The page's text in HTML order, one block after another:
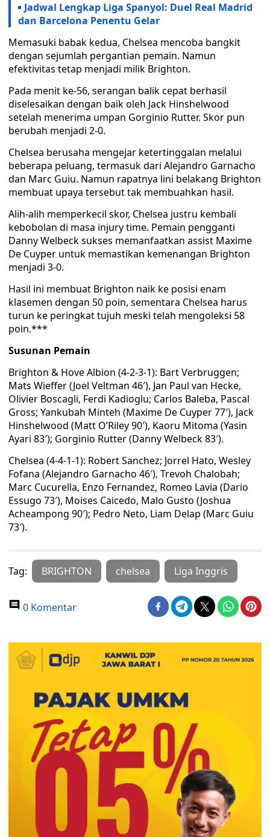
Jadwal Lengkap Liga Spanyol: Duel Real Madrid
dan Barcelona Penentu Gelar
Memasuki babak kedua, Chelsea mencoba bangkit
dengan sejumlah pergantian pemain. Namun
efektivitas tetap menjadi milik Brighton.
Pada menit ke-56, serangan balik cepat berhasil
diselesaikan dengan baik oleh Jack Hinshelwood
setelah menerima umpan Gorginio Rutter. Skor pun
berubah menjadi 2-0.
Chelsea berusaha mengejar ketertinggalan melalui
beberapa peluang, termasuk dari Alejandro Garnacho
dan Marc Guiu. Namun rapatnya lini belakang Brighton
membuat upaya tersebut tak membuahkan hasil.
Alih-alih memperkecil skor, Chelsea justru kembali
kebobolan di masa injury time. Pemain pengganti
Danny Welbeck sukses memanfaatkan assist Maxime
De Cuyper untuk memastikan kemenangan Brighton
menjadi 3-0.
Hasil ini membuat Brighton naik ke posisi enam
klasemen dengan 50 poin, sementara Chelsea harus
turun ke peringkat tujuh meski telah mengoleksi 58
poin.***
Susunan Pemain
Brighton & Hove Albion (4-2-3-1): Bart Verbruggen;
Mats Wieffer (Joel Veltman 46′), Jan Paul van Hecke,
Olivier Boscagli, Ferdi Kadioglu; Carlos Baleba, Pascal
Gross; Yankubah Minteh (Maxime De Cuyper 77′), Jack
Hinshelwood (Matt O’Riley 90′), Kaoru Mitoma (Yasin
Ayari 83′); Gorginio Rutter (Danny Welbeck 83′).
Chelsea (4-4-1-1): Robert Sanchez; Jorrel Hato, Wesley
Fofana (Alejandro Garnacho 46′), Trevoh Chalobah;
Marc Cucurella, Enzo Fernandez, Romeo Lavia (Dario
Essugo 73′), Moises Caicedo, Malo Gusto (Joshua
Acheampong 90′); Pedro Neto, Liam Delap (Marc Guiu
73′).
Tag: BRIGHTON chelsea Liga Inggris
0 Komentar